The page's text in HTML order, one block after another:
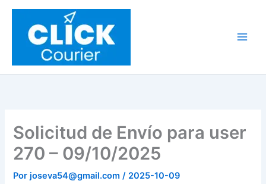
contenido
Solicitud de Envío para user
270 – 09/10/2025
Por joseva54@gmail.com/ 2025-10-09